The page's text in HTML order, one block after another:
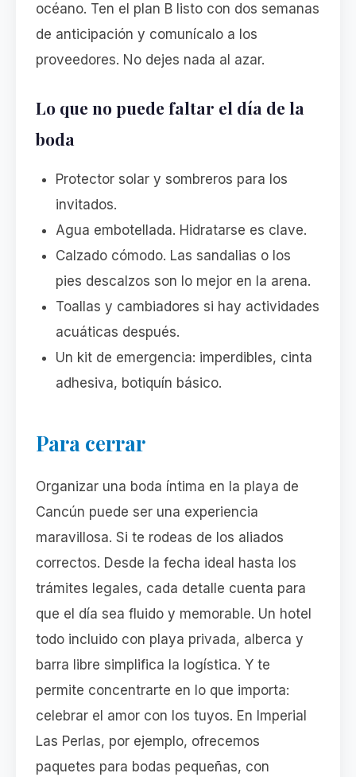
océano. Ten el plan B listo con dos semanas
de anticipación y comunícalo a los
proveedores. No dejes nada al azar.
Lo que no puede faltar el día de la
boda
Protector solar y sombreros para los
invitados.
Agua embotellada. Hidratarse es clave.
Calzado cómodo. Las sandalias o los
pies descalzos son lo mejor en la arena.
Toallas y cambiadores si hay actividades
acuáticas después.
Un kit de emergencia: imperdibles, cinta
adhesiva, botiquín básico.
Para cerrar
Organizar una boda íntima en la playa de
Cancún puede ser una experiencia
maravillosa. Si te rodeas de los aliados
correctos. Desde la fecha ideal hasta los
trámites legales, cada detalle cuenta para
que el día sea fluido y memorable. Un hotel
todo incluido con playa privada, alberca y
barra libre simplifica la logística. Y te
permite concentrarte en lo que importa:
celebrar el amor con los tuyos. En Imperial
Las Perlas, por ejemplo, ofrecemos
paquetes para bodas pequeñas, con